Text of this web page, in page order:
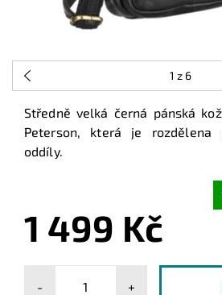
1 z 6
Středně velká černá pánská
Peterson, která je rozdělena
oddíly.
1 499 Kč
- +